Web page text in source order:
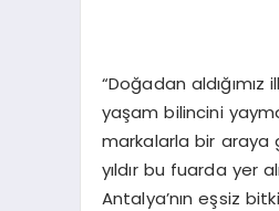
“Doğadan
yaşam bilincini
markalarla bir araya
yıldır bu fuarda yer
Antalya’nın eşsiz